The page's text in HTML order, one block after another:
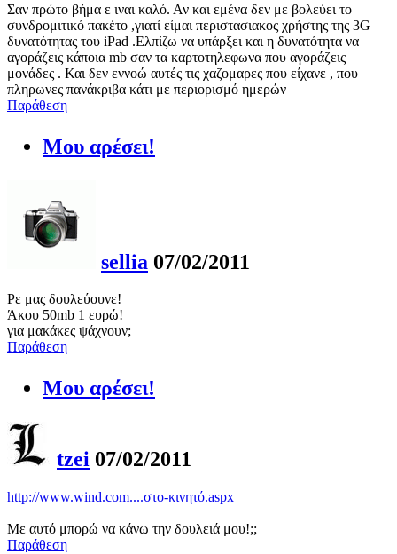
Σαν πρώτο βήμα ε ιναι καλό. Αν και εμένα δεν με βολεύει το
συνδρομιτικό πακέτο ,γιατί είμαι περιστασιακος χρήστης της 3G
δυνατότητας του iPad .Ελπίζω να υπάρξει και η δυνατότητα να
αγοράζεις κάποια mb σαν τα καρτοτηλεφωνα που αγοράζεις
μονάδες . Και δεν εννοώ αυτές τις χαζομαρες που είχανε , που
πληρωνες πανάκριβα κάτι με περιορισμό ημερών
Παράθεση
Μου αρέσει!
sellia 07/02/2011
Ρε μας δουλεύουνε!
Άκου 50mb 1 ευρώ!
για μακάκες ψάχνουν;
Παράθεση
Μου αρέσει!
tzei 07/02/2011
http://www.wind.com....στο-κινητό.aspx
Mε αυτό μπορώ να κάνω την δουλειά μου!;;
Παράθεση